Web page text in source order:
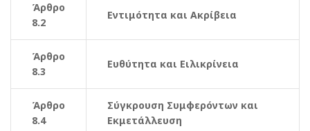
Άρθρο
8.2
Εντιμότητα και Ακρίβεια
Άρθρο
8.3
Ευθύτητα και Ειλικρίνεια
Άρθρο
8.4
Σύγκρουση Συμφερόντων και
Εκμετάλλευση